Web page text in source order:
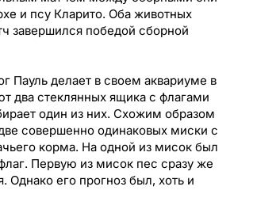
и псу Кларито. Оба животных
завершился победой сборной
Пауль делает в своем аквариуме в
два стеклянных ящика с флагами
один из них. Схожим образом
совершенно одинаковых миски с
корма. На одной из мисок был
Первую из мисок пес сразу же
Однако его прогноз был, хоть и